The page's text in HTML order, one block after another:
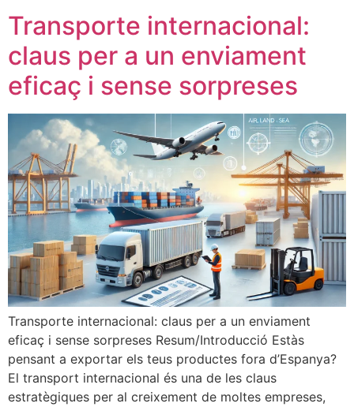
Transporte internacional:
claus per a un enviament
eficaç i sense sorpreses
Transporte internacional: claus per a un enviament
eficaç i sense sorpreses Resum/Introducció Estàs
pensant a exportar els teus productes fora d’Espanya?
El transport internacional és una de les claus
estratègiques per al creixement de moltes empreses,